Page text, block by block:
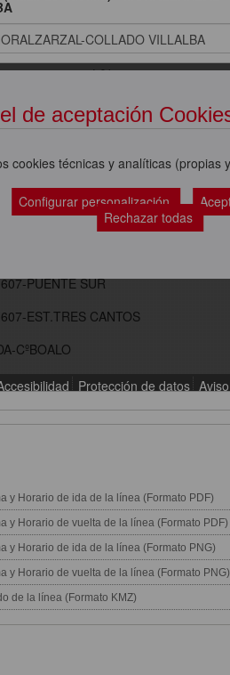
y Horario de ida de la línea (Formato PDF)
y Horario de vuelta de la línea (Formato PDF)
y Horario de ida de la línea (Formato PNG)
y Horario de vuelta de la línea (Formato PNG)
de la línea (Formato KMZ)